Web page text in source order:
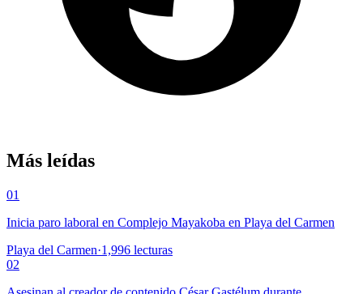
Más leídas
01
Inicia paro laboral en Complejo Mayakoba en Playa del Carmen
Playa del Carmen·1,996 lecturas
02